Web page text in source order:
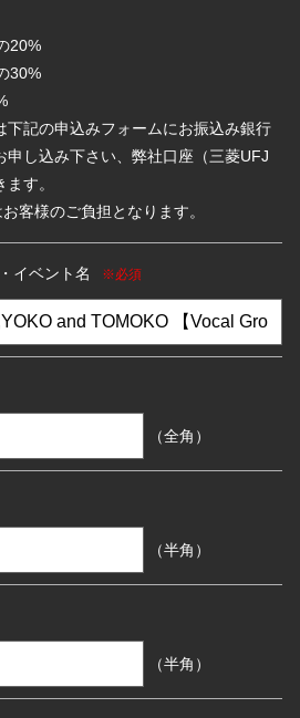
20%
30%
下記の申込みフォームにお振込み銀行
申し込み下さい、弊社口座（三菱UFJ
す。
客様のご負担となります。
イベント名 ※必須
（全角）
（半角）
（半角）